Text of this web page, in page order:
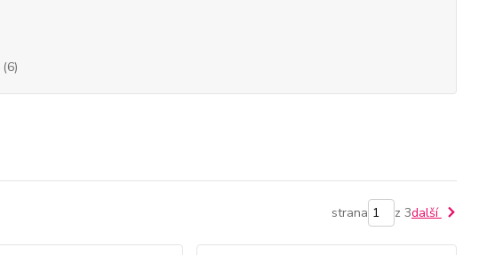
(6)
strana z 3další